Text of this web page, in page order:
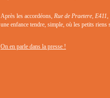
Après les accordéons, Rue de Praetere, E411,
une enfance tendre, simple, où les petits
On en parle dans la presse !